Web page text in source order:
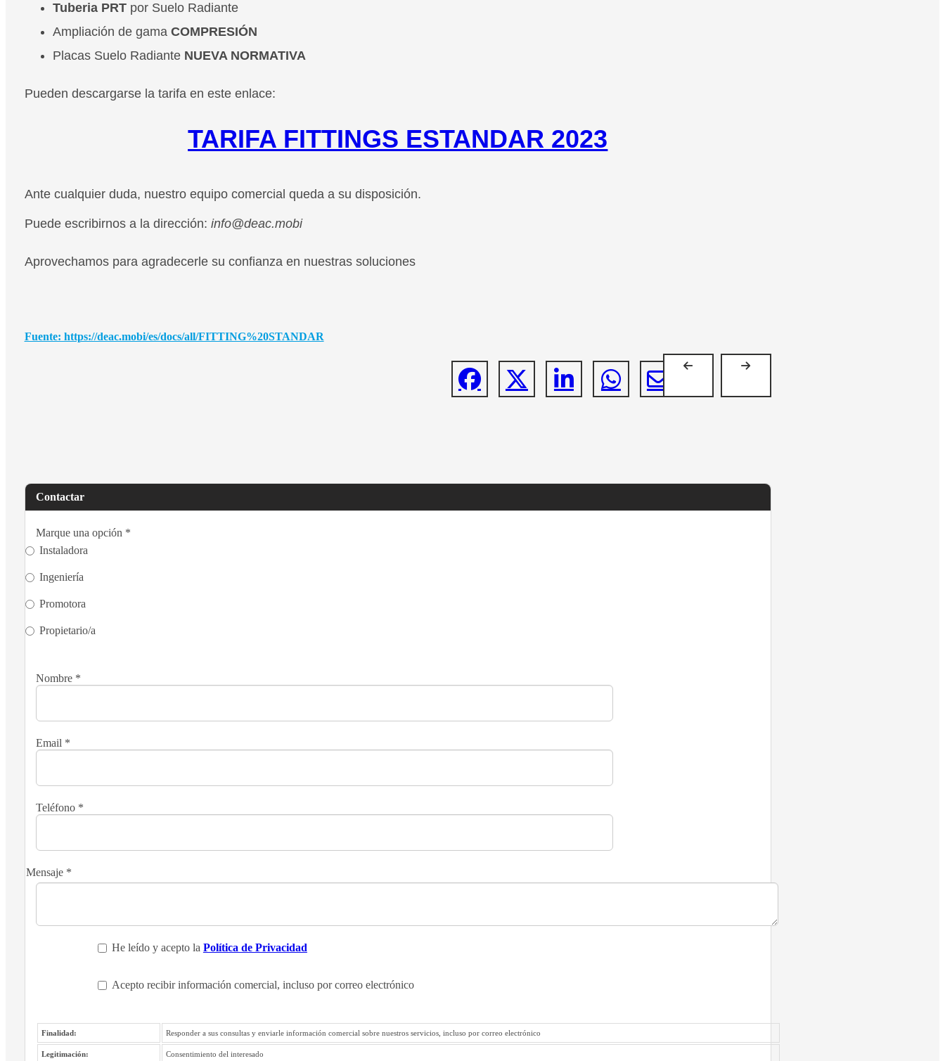
Tuberia PRTpor Suelo Radiante
Ampliación de gama COMPRESIÓN
Placas Suelo Radiante NUEVA NORMATIVA
Pueden descargarse la tarifa en este enlace:
TARIFA FITTINGS ESTANDAR 2023
Ante cualquier duda, nuestro equipo comercial queda a su disposición.
Puede escribirnos a la dirección: info@deac.mobi
Aprovechamos para agradecerle su confianza en nuestras soluciones
Fuente: https://deac.mobi/es/docs/all/FITTING%20STANDAR
Contactar
Marque una opción *
Instaladora
Ingeniería
Promotora
Propietario/a
Nombre *
Email *
Teléfono *
Mensaje *
He leído y acepto la Política de Privacidad
Acepto recibir información comercial, incluso por correo electrónico
Finalidad: Responder a sus consultas y enviarle información comercial sobre nuestros servicios, incluso por correo electrónico
Legitimación: Consentimiento del interesado